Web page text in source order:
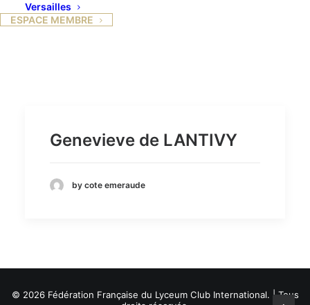
Versailles
ESPACE MEMBRE
Genevieve de LANTIVY
by cote emeraude
© 2026 Fédération Française du Lyceum Club International. | Tous